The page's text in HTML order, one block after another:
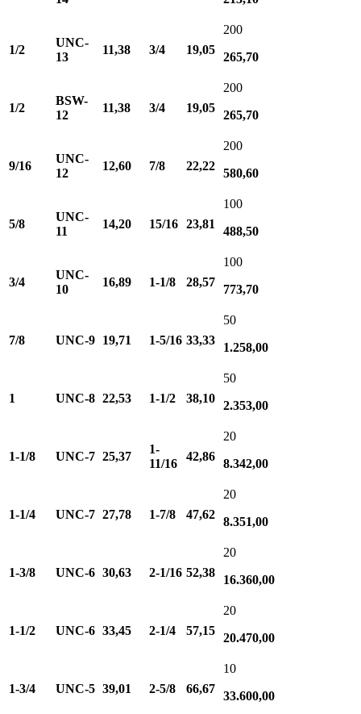
1/2
UNC-
13
11,38 3/4 19,05
200
265,70
1/2
BSW-
12
11,38 3/4 19,05
200
265,70
9/16
UNC-
12
12,60 7/8 22,22
200
580,60
5/8
UNC-
11
14,20 15/16 23,81
100
488,50
3/4
UNC-
10
16,89 1-1/8 28,57
100
773,70
7/8 UNC-9 19,71 1-5/16 33,33
50
1.258,00
1 UNC-8 22,53 1-1/2 38,10
50
2.353,00
1-1/8 UNC-7 25,37
1-
11/16
42,86
20
8.342,00
1-1/4 UNC-7 27,78 1-7/8 47,62
20
8.351,00
1-3/8 UNC-6 30,63 2-1/16 52,38
20
16.360,00
1-1/2 UNC-6 33,45 2-1/4 57,15
20
20.470,00
1-3/4 UNC-5 39,01 2-5/8 66,67
10
33.600,00